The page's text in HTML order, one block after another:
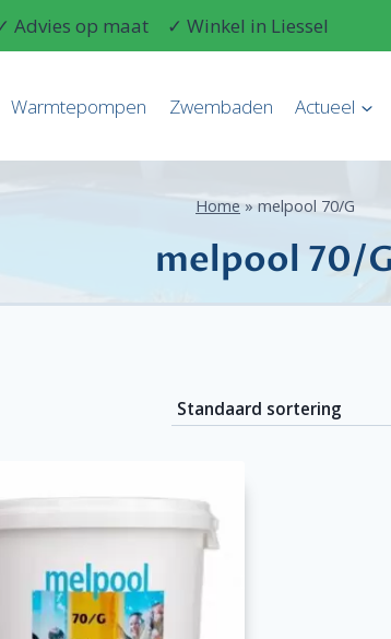
Advies op maat ✓ Winkel in Liessel
Warmtepompen Zwembaden Actueel
Home » melpool 70/G
melpool 70/G